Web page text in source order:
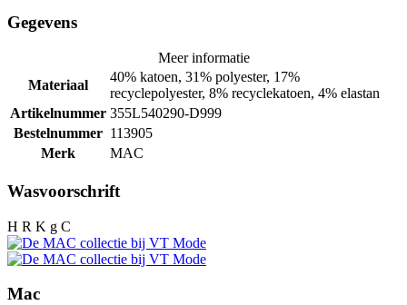
Gegevens
Meer informatie
Materiaal
40% katoen, 31% polyester, 17%
recyclepolyester, 8% recyclekatoen, 4% elastan
Artikelnummer 355L540290-D999
Bestelnummer 113905
Merk
MAC
Wasvoorschrift
H R K g C
Mac